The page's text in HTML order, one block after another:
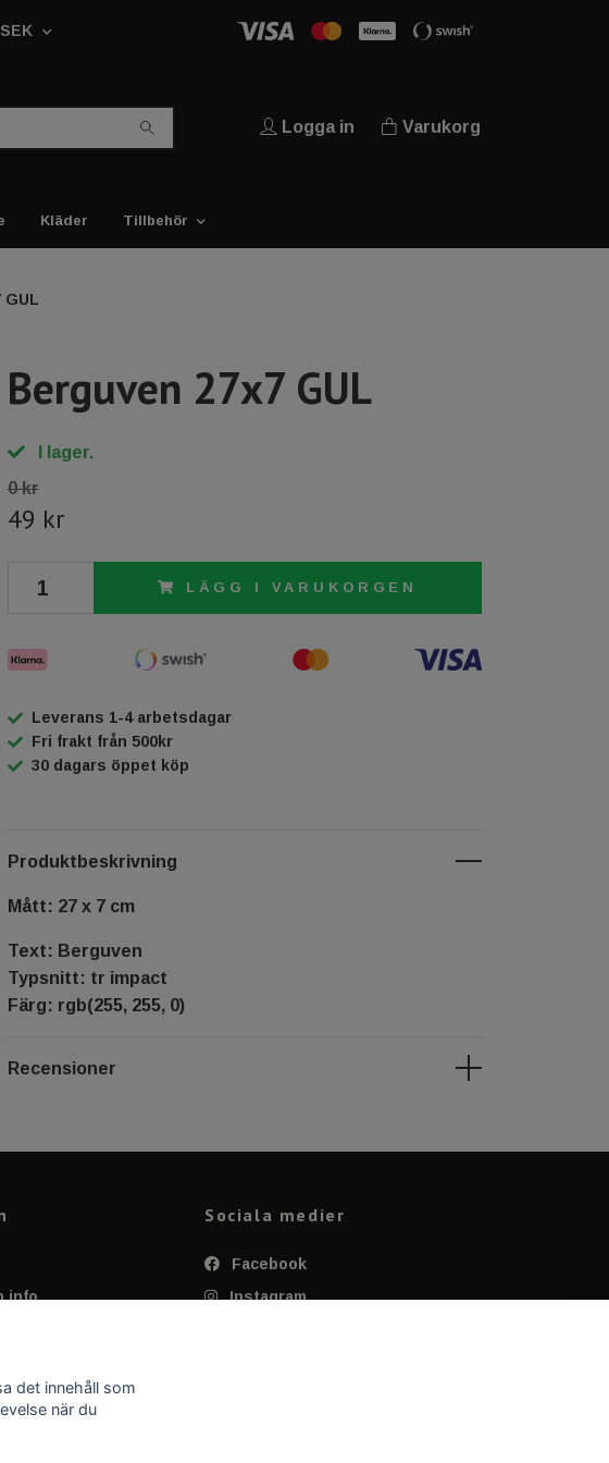
SEK
Logga in Varukorg
Kläder Tillbehör
GUL
Berguven 27x7 GUL
I lager.
0 kr
49 kr
LÄGG I VARUKORGEN
Leverans 1-4 arbetsdagar
Fri frakt från 500kr
30 dagars öppet köp
Produktbeskrivning
Mått: 27 x 7 cm
Text: Berguven
Typsnitt: tr impact
Färg: rgb(255, 255, 0)
Recensioner
info
Dekal
Sociala medier
Facebook
Instagram
det innehåll som
när du